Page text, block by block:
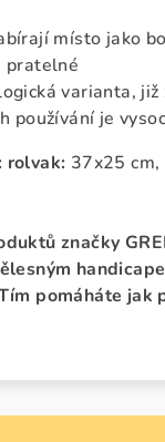
místo jako
pratelné
varianta, již
používání je
rolvak: 37x25 cm,
značky
pomáháte jak